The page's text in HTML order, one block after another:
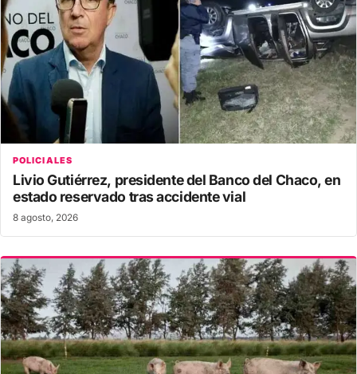
POLICIALES
Livio Gutiérrez, presidente del Banco del Chaco, en
estado reservado tras accidente vial
8 agosto, 2026